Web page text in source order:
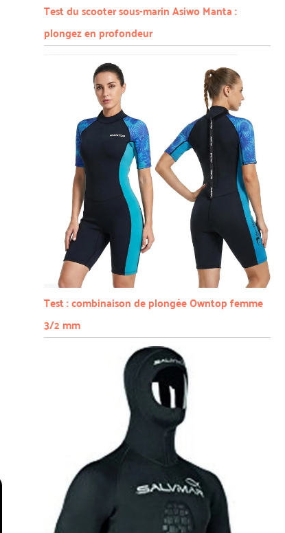
Test du scooter sous-marin Asiwo Manta :
plongez en profondeur
Test : combinaison de plongée Owntop femme
3/2 mm